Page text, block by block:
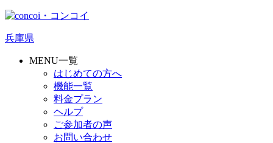
兵庫県
MENU一覧
はじめての方へ
機能一覧
料金プラン
ヘルプ
ご参加者の声
お問い合わせ